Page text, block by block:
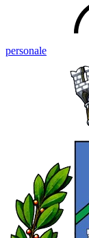
personale